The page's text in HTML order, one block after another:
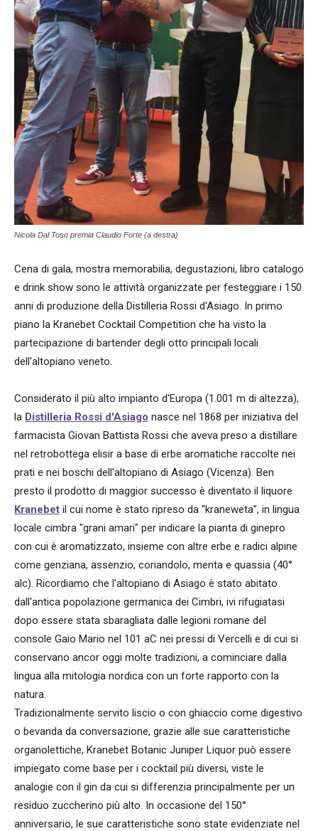
Nicola Dal Toso premia Claudio Forte (a destra)
Cena di gala, mostra memorabilia, degustazioni, libro catalogo
e drink show sono le attività organizzate per festeggiare i 150
anni di produzione della Distilleria Rossi d'Asiago. In primo
piano la Kranebet Cocktail Competition che ha visto la
partecipazione di bartender degli otto principali locali
dell'altopiano veneto.
Considerato il più alto impianto d'Europa (1.001 m di altezza),
la Distilleria Rossi d'Asiago nasce nel 1868 per iniziativa del
farmacista Giovan Battista Rossi che aveva preso a distillare
nel retrobottega elisir a base di erbe aromatiche raccolte nei
prati e nei boschi dell'altopiano di Asiago (Vicenza). Ben
presto il prodotto di maggior successo è diventato il liquore
Kranebet il cui nome è stato ripreso da "kraneweta", in lingua
locale cimbra "grani amari" per indicare la pianta di ginepro
con cui è aromatizzato, insieme con altre erbe e radici alpine
come genziana, assenzio, coriandolo, menta e quassia (40°
alc). Ricordiamo che l'altopiano di Asiago è stato abitato
dall'antica popolazione germanica dei Cimbri, ivi rifugiatasi
dopo essere stata sbaragliata dalle legioni romane del
console Gaio Mario nel 101 aC nei pressi di Vercelli e di cui si
conservano ancor oggi molte tradizioni, a cominciare dalla
lingua alla mitologia nordica con un forte rapporto con la
natura.
Tradizionalmente servito liscio o con ghiaccio come digestivo
o bevanda da conversazione, grazie alle sue caratteristiche
organolettiche, Kranebet Botanic Juniper Liquor può essere
impiegato come base per i cocktail più diversi, viste le
analogie con il gin da cui si differenzia principalmente per un
residuo zuccherino più alto. In occasione del 150°
anniversario, le sue caratteristiche sono state evidenziate nel